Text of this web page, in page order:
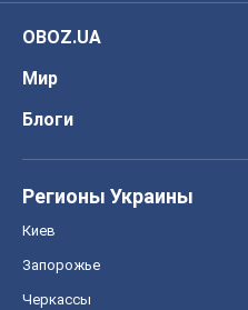
OBOZ.UA
Мир
Блоги
Регионы Украины
Киев
Запорожье
Черкассы